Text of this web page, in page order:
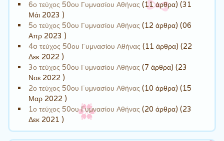
6ο τεύχος 50ου Γυμνασίου Αθήνας (11 άρθρα) (31
Μάι 2023 )
5ο τεύχος 50ου Γυμνασίου Αθήνας (12 άρθρα) (06
Απρ 2023 )
4o τεύχος 50ου Γυμνασίου Αθήνας (11 άρθρα) (22
Δεκ 2022 )
3ο τεύχος 50ου Γυμνασίου Αθήνας (7 άρθρα) (23
Νοε 2022 )
2ο τεύχος 50ου Γυμνασίου Αθήνας (10 άρθρα) (15
Μαρ 2022 )
1ο τεύχος 50ου Γυμνασίου Αθήνας (20 άρθρα) (23
Δεκ 2021 )